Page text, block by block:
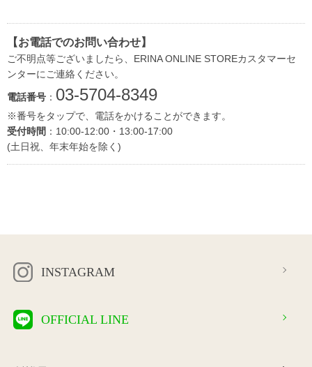
【お電話でのお問い合わせ】
ご不明点等ございましたら、ERINA ONLINE STOREカスタマーセ
ンターにご連絡ください。
電話番号 ： 03-5704-8349
※番号をタップで、電話をかけることができます。
受付時間 ：10:00-12:00・13:00-17:00
(土日祝、年末年始を除く)
INSTAGRAM
OFFICIAL LINE